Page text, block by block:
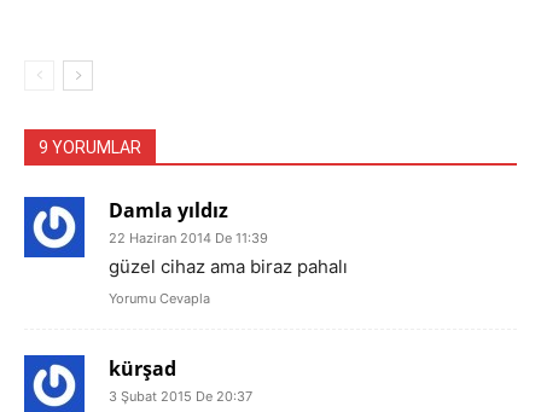
9 YORUMLAR
Damla yıldız
22 Haziran 2014 De 11:39
güzel cihaz ama biraz pahalı
Yorumu Cevapla
kürşad
3 Şubat 2015 De 20:37